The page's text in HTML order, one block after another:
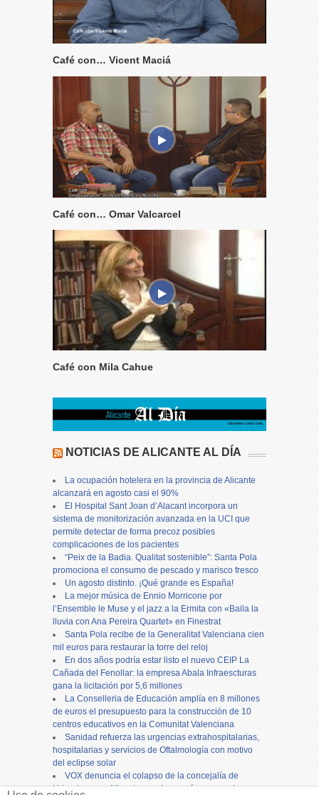
Café con… Vicent Maciá
Café con… Omar Valcarcel
Café con Mila Cahue
NOTICIAS DE ALICANTE AL DÍA
La ocupación hotelera en la provincia de Alicante
alcanzará en agosto casi el 90%
El Hospital Sant Joan d’Alacant incorpora un
sistema de monitorización avanzada en la UCI que
permite detectar de forma precoz posibles
complicaciones de los pacientes
“Peix de la Badia. Qualitat sostenible”: Santa Pola
promociona el consumo de pescado y marisco fresco
Un agosto distinto. ¡Qué grande es España!
La mejor música de Ennio Morricone por
l’Ensemble le Muse y el jazz a la Ermita con «Baila la
lluvia con Ana Pereira Quartet» en Finestrat
Santa Pola recibe de la Generalitat Valenciana cien
mil euros para restaurar la torre del reloj
En dos años podría estar listo el nuevo CEIP La
Cañada del Fenollar: la empresa Abala Infraescturas
gana la licitación por 5,6 millones
La Conselleria de Educación amplía en 8 millones
de euros el presupuesto para la construcción de 10
centros educativos en la Comunitat Valenciana
Sanidad refuerza las urgencias extrahospitalarias,
hospitalarias y servicios de Oftalmología con motivo
del eclipse solar
VOX denuncia el colapso de la concejalía de
Urbanismo en Alicante y reclama más personal para